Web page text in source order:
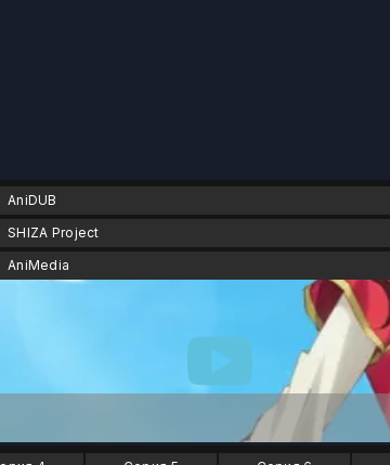
AniDUB
SHIZA Project
AniMedia